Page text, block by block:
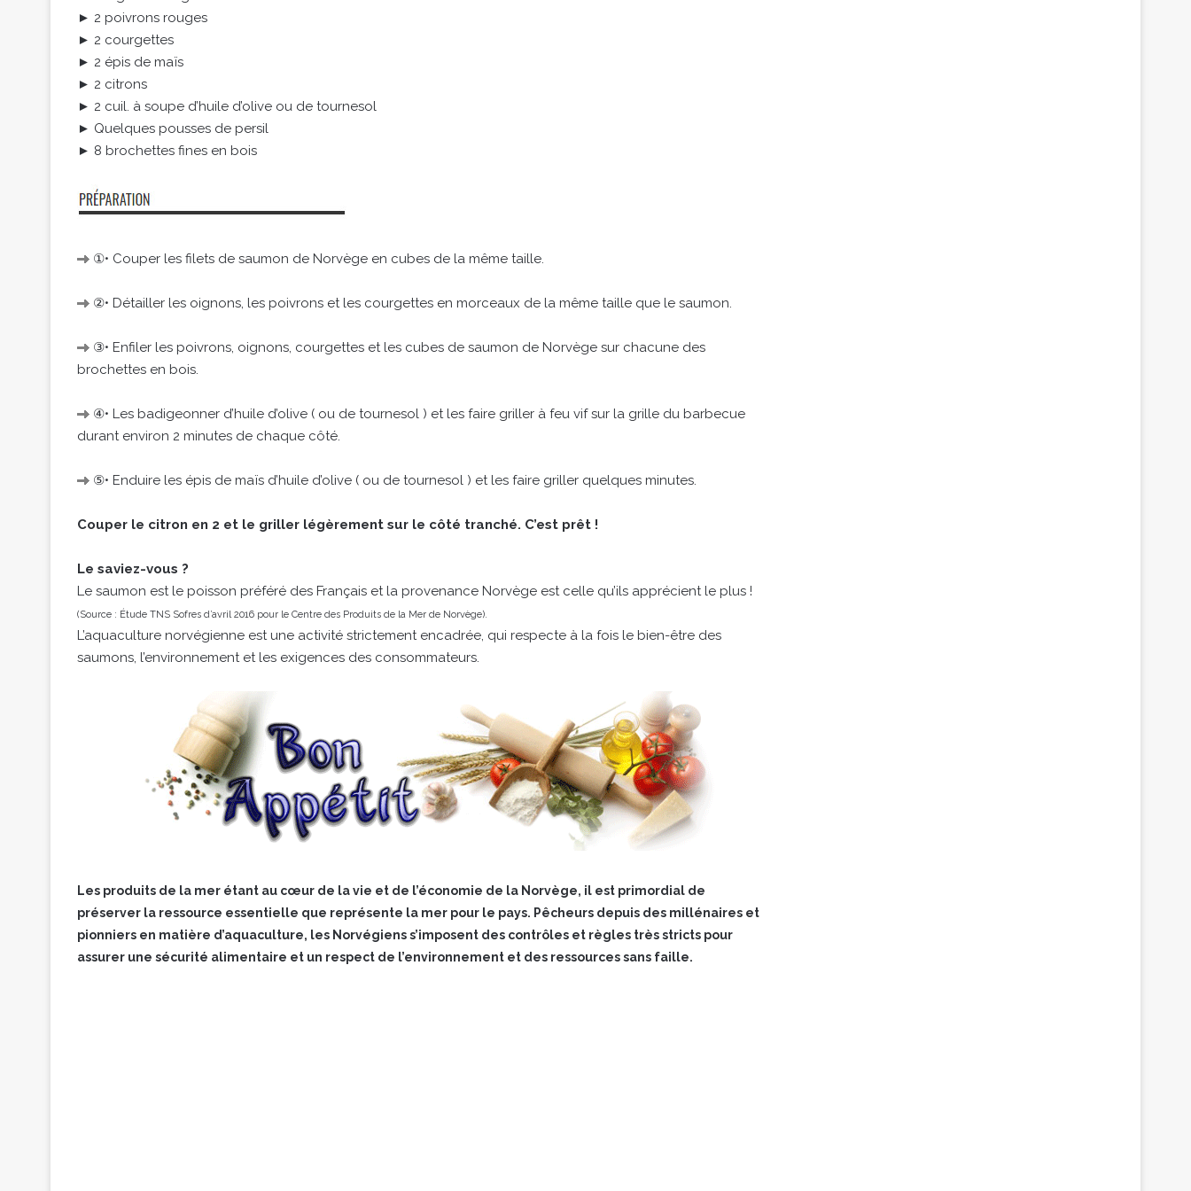
► 2 poivrons rouges
► 2 courgettes
► 2 épis de maïs
► 2 citrons
► 2 cuil. à soupe d’huile d’olive ou de tournesol
► Quelques pousses de persil
► 8 brochettes fines en bois
①• Couper les filets de saumon de Norvège en cubes de la même taille.
②• Détailler les oignons, les poivrons et les courgettes en morceaux de la même taille que le saumon.
③• Enfiler les poivrons, oignons, courgettes et les cubes de saumon de Norvège sur chacune des
brochettes en bois.
④• Les badigeonner d’huile d’olive ( ou de tournesol ) et les faire griller à feu vif sur la grille du barbecue
durant environ 2 minutes de chaque côté.
⑤• Enduire les épis de maïs d’huile d’olive ( ou de tournesol ) et les faire griller quelques minutes.
Couper le citron en 2 et le griller légèrement sur le côté tranché. C’est prêt !
Le saviez-vous ?
Le saumon est le poisson préféré des Français et la provenance Norvège est celle qu’ils apprécient le plus !
(Source : Étude TNS Sofres d’avril 2016 pour le Centre des Produits de la Mer de Norvège).
L’aquaculture norvégienne est une activité strictement encadrée, qui respecte à la fois le bien-être des
saumons, l’environnement et les exigences des consommateurs.
Les produits de la mer étant au cœur de la vie et de l’économie de la Norvège, il est primordial de
préserver la ressource essentielle que représente la mer pour le pays. Pêcheurs depuis des millénaires et
pionniers en matière d’aquaculture, les Norvégiens s’imposent des contrôles et règles très stricts pour
assurer une sécurité alimentaire et un respect de l’environnement et des ressources sans faille.